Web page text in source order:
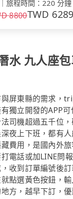
旅程時間 ： 220 分鐘
8800TWD 6289
水 九人座
屏東縣的需求，
獨立開發的APP
司機超過五千位
夜上下班，都有
費用，是國內外
電話或加LINE問
收到訂單編號後
點選黃色按鈕，
方，越早下訂，優